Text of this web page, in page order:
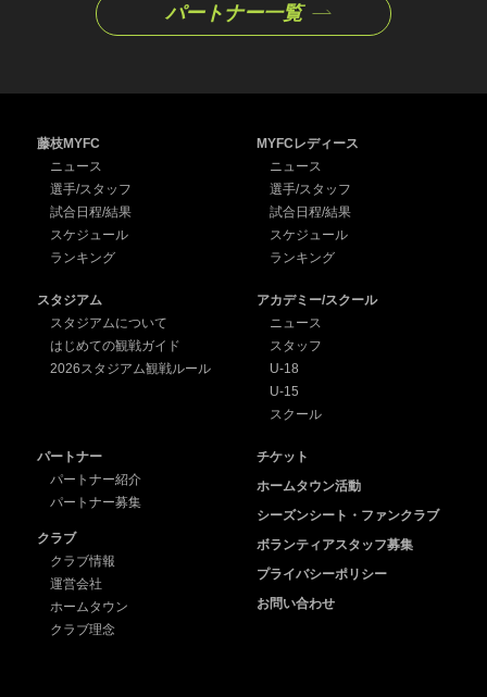
パートナー一覧
藤枝MYFC
ニュース
選手/スタッフ
試合日程/結果
スケジュール
ランキング
MYFCレディース
ニュース
選手/スタッフ
試合日程/結果
スケジュール
ランキング
スタジアム
スタジアムについて
はじめての観戦ガイド
2026スタジアム観戦ルール
アカデミー/スクール
ニュース
スタッフ
U-18
U-15
スクール
パートナー
パートナー紹介
パートナー募集
クラブ
クラブ情報
運営会社
ホームタウン
クラブ理念
チケット
ホームタウン活動
シーズンシート・ファンクラブ
ボランティアスタッフ募集
プライバシーポリシー
お問い合わせ